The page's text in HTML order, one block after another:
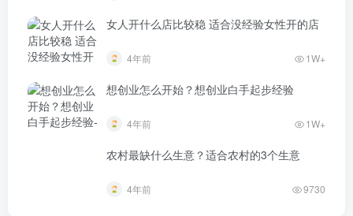
女人开什么店比较稳 适合没经验女性开的店
4年前 1W+
想创业怎么开始？想创业白手起步经验
4年前 1W+
农村最缺什么生意？适合农村的3个生意
4年前 9730